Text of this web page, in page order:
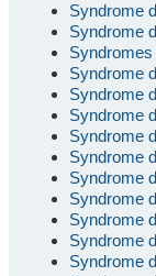
Syndrome
Syndrome
Syndromes
Syndrome
Syndrome
Syndrome
Syndrome
Syndrome
Syndrome
Syndrome
Syndrome
Syndrome
Syndrome